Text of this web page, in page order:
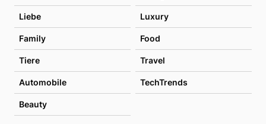
Liebe Luxury
Family Food
Tiere Travel
Automobile TechTrends
Beauty